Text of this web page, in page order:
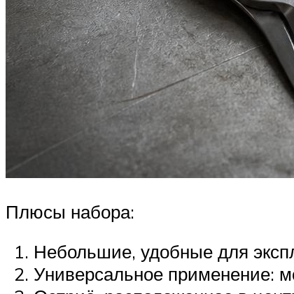
Плюсы набора:
Небольшие, удобные для
Универсальное применение: